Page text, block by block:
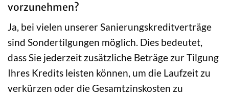
vorzunehmen?
Ja, bei vielen unserer Sanierungskreditverträge
sind Sondertilgungen möglich. Dies bedeutet,
dass Sie jederzeit zusätzliche Beträge zur Tilgung
Ihres Kredits leisten können, um die Laufzeit zu
verkürzen oder die Gesamtzinskosten zu